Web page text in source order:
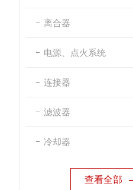
离合器
电源、点火系统
连接器
滤波器
冷却器
查看全部